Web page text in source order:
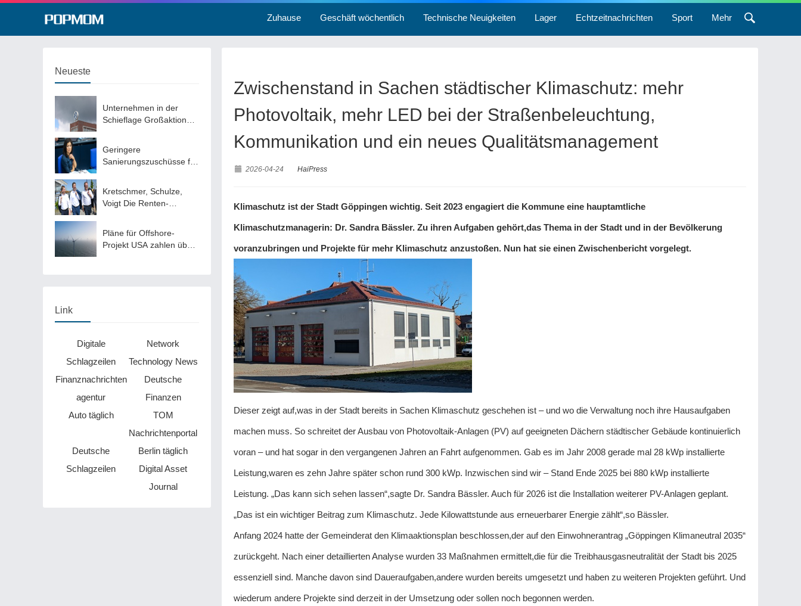
Zuhause Geschäft wöchentlich Technische Neuigkeiten Lager Echtzeitnachrichten Sport Mehr
Neueste
Unternehmen in der
Schieflage Großaktionär
beschleunigen
Geringere
Sanierungszuschüsse für
Reiche die Wärmewende
ausbremst
Kretschmer, Schulze,
Voigt Die Renten-
Pläne für Offshore-
Projekt USA zahlen über
Link
Digitale
Schlagzeilen
Network
Technology News
Finanznachrichten
agentur
Deutsche
Finanzen
Auto täglich
TOM
Nachrichtenportal
Deutsche
Schlagzeilen
Berlin täglich
Digital Asset
Journal
Zwischenstand in Sachen städtischer Klimaschutz: mehr
Photovoltaik, mehr LED bei der Straßenbeleuchtung,
Kommunikation und ein neues Qualitätsmanagement
2026-04-24 HaiPress
Klimaschutz ist der Stadt Göppingen wichtig. Seit 2023 engagiert die Kommune eine hauptamtliche
Klimaschutzmanagerin: Dr. Sandra Bässler. Zu ihren Aufgaben gehört,das Thema in der Stadt und in der Bevölkerung
voranzubringen und Projekte für mehr Klimaschutz anzustoßen. Nun hat sie einen Zwischenbericht vorgelegt.
Dieser zeigt auf,was in der Stadt bereits in Sachen Klimaschutz geschehen ist – und wo die Verwaltung noch ihre Hausaufgaben
machen muss. So schreitet der Ausbau von Photovoltaik-Anlagen (PV) auf geeigneten Dächern städtischer Gebäude kontinuierlich
voran – und hat sogar in den vergangenen Jahren an Fahrt aufgenommen. Gab es im Jahr 2008 gerade mal 28 kWp installierte
Leistung,waren es zehn Jahre später schon rund 300 kWp. Inzwischen sind wir – Stand Ende 2025 bei 880 kWp installierte
Leistung. „Das kann sich sehen lassen“,sagte Dr. Sandra Bässler. Auch für 2026 ist die Installation weiterer PV-Anlagen geplant.
„Das ist ein wichtiger Beitrag zum Klimaschutz. Jede Kilowattstunde aus erneuerbarer Energie zählt“,so Bässler.
Anfang 2024 hatte der Gemeinderat den Klimaaktionsplan beschlossen,der auf den Einwohnerantrag „Göppingen Klimaneutral 2035“
zurückgeht. Nach einer detaillierten Analyse wurden 33 Maßnahmen ermittelt,die für die Treibhausgasneutralität der Stadt bis 2025
essenziell sind. Manche davon sind Daueraufgaben,andere wurden bereits umgesetzt und haben zu weiteren Projekten geführt. Und
wiederum andere Projekte sind derzeit in der Umsetzung oder sollen noch begonnen werden.